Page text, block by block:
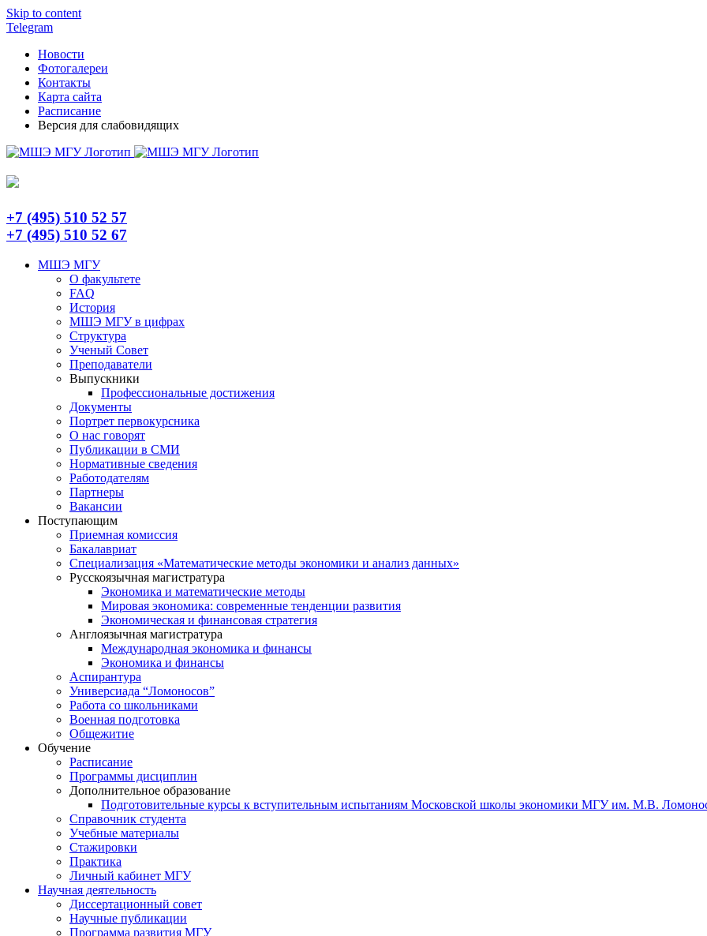
Skip to content
Telegram
Новости
Фотогалереи
Контакты
Карта сайта
Расписание
Версия для слабовидящих
+7 (495) 510 52 57
+7 (495) 510 52 67
МШЭ МГУ
О факультете
FAQ
История
МШЭ МГУ в цифрах
Структура
Ученый Совет
Преподаватели
Выпускники
Профессиональные достижения
Документы
Портрет первокурсника
О нас говорят
Публикации в СМИ
Нормативные сведения
Работодателям
Партнеры
Вакансии
Поступающим
Приемная комиссия
Бакалавриат
Специализация «Математические методы экономики и анализ данных»
Русскоязычная магистратура
Экономика и математические методы
Мировая экономика: современные тенденции развития
Экономическая и финансовая стратегия
Англоязычная магистратура
Международная экономика и финансы
Экономика и финансы
Аспирантура
Универсиада “Ломоносов”
Работа со школьниками
Военная подготовка
Общежитие
Обучение
Расписание
Программы дисциплин
Дополнительное образование
Подготовительные курсы к вступительным испытаниям Московской школы экономики МГУ им. М.В.
Справочник студента
Учебные материалы
Стажировки
Практика
Личный кабинет МГУ
Научная деятельность
Диссертационный совет
Научные публикации
Программа развития МГУ